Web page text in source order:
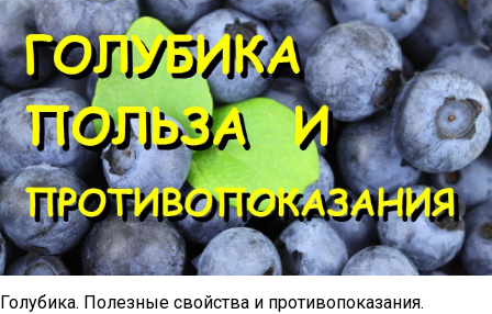
Голубика. Полезные свойства и противопоказания.